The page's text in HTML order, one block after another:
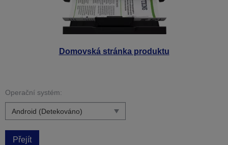
Domovská stránka produktu
Operační systém:
Přejít